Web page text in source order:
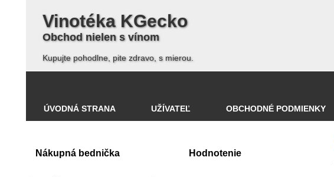
Vinotéka KGecko
Obchod nielen s vínom
Kupujte pohodlne, pite zdravo, s mierou.
ÚVODNÁ STRANA UŽÍVATEĽ OBCHODNÉ PODMIENKY
Nákupná bednička Hodnotenie